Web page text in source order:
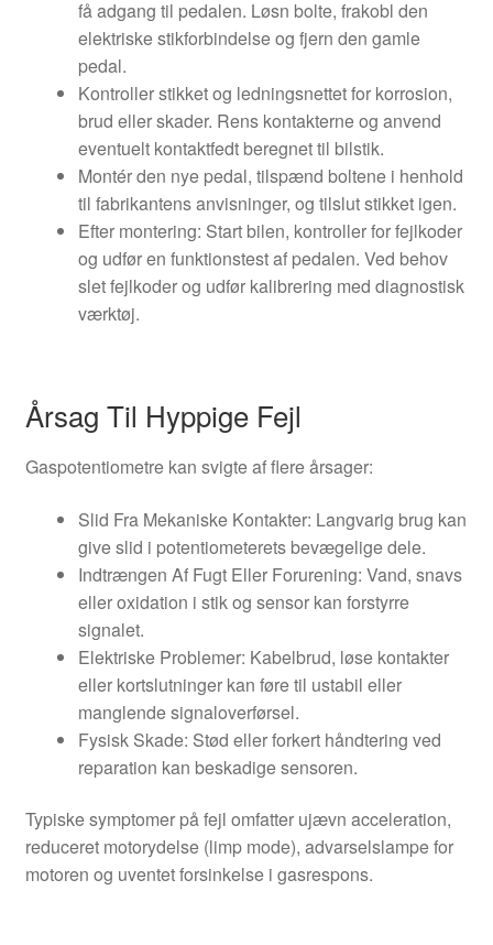
få adgang til pedalen. Løsn bolte, frakobl den
elektriske stikforbindelse og fjern den gamle
pedal.
Kontroller stikket og ledningsnettet for korrosion,
brud eller skader. Rens kontakterne og anvend
eventuelt kontaktfedt beregnet til bilstik.
Montér den nye pedal, tilspænd boltene i henhold
til fabrikantens anvisninger, og tilslut stikket igen.
Efter montering: Start bilen, kontroller for fejlkoder
og udfør en funktionstest af pedalen. Ved behov
slet fejlkoder og udfør kalibrering med diagnostisk
værktøj.
Årsag Til Hyppige Fejl
Gaspotentiometre kan svigte af flere årsager:
Slid Fra Mekaniske Kontakter: Langvarig brug kan
give slid i potentiometerets bevægelige dele.
Indtrængen Af Fugt Eller Forurening: Vand, snavs
eller oxidation i stik og sensor kan forstyrre
signalet.
Elektriske Problemer: Kabelbrud, løse kontakter
eller kortslutninger kan føre til ustabil eller
manglende signaloverførsel.
Fysisk Skade: Stød eller forkert håndtering ved
reparation kan beskadige sensoren.
Typiske symptomer på fejl omfatter ujævn acceleration,
reduceret motorydelse (limp mode), advarselslampe for
motoren og uventet forsinkelse i gasrespons.